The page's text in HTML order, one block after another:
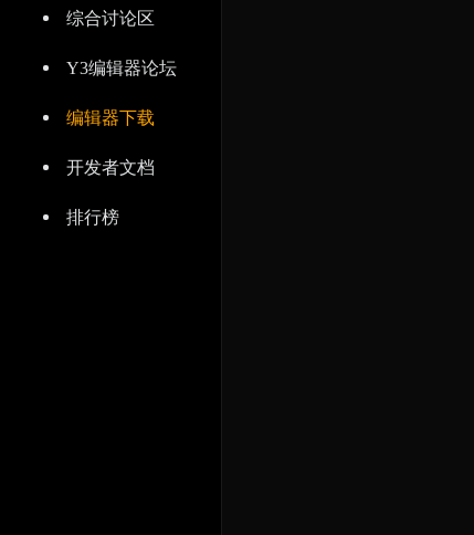
综合讨论区
Y3编辑器论坛
编辑器下载
开发者文档
排行榜